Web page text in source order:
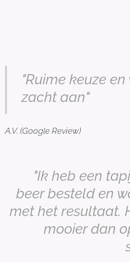
"Ruime keuze
zacht aan"
A.V. (Google Review)
"Ik heb een
beer besteld en
met het resultaat.
mooier dan